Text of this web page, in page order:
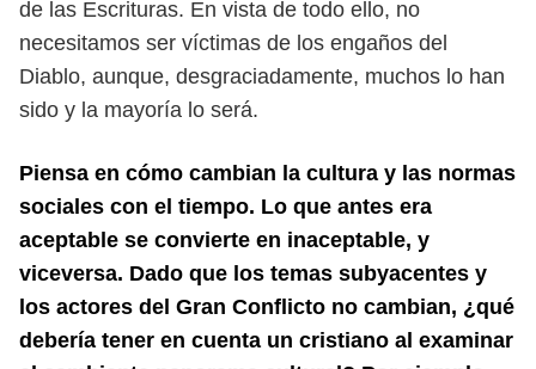
de las Escrituras. En vista de todo ello, no
necesitamos ser víctimas de los engaños del
Diablo, aunque, desgraciadamente, muchos lo han
sido y la mayoría lo será.
Piensa en cómo cambian la cultura y las normas
sociales con el tiempo. Lo que antes era
aceptable se convierte en inaceptable, y
viceversa. Dado que los temas subyacentes y
los actores del Gran Conflicto no cambian, ¿qué
debería tener en cuenta un cristiano al examinar